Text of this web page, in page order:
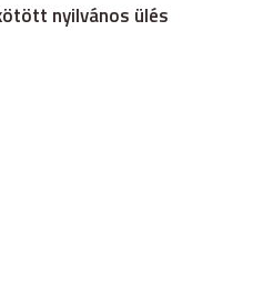
nyilvános ülés